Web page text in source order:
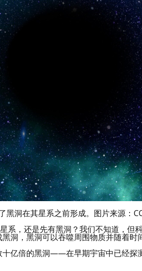
黑洞在其星系之前形成。图片来源：
系，还是先有黑洞？我们不知道，但
洞，黑洞可以吞噬周围物质并随着时
十亿倍的黑洞——在早期宇宙中已经